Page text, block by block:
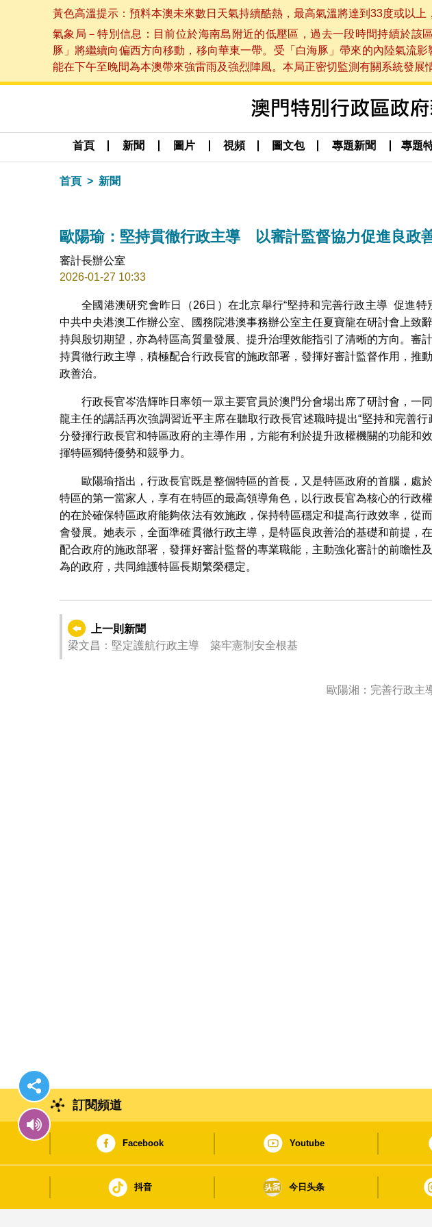
黃色高溫提示：預料本澳未來數日天氣持續酷熱，最高氣溫將達到33度或以
氣象局－特別信息：目前位於海南島附近的低壓區，過去一段時間持續於
豚」將繼續向偏西方向移動，移向華東一帶。受「白海豚」帶來的內陸氣流
能在下午至晚間為本澳帶來強雷雨及強烈陣風。本局正密切監測有關系統發
首頁 新聞 圖片 視頻 圖文包 專題新聞 專題
首頁 新聞
歐陽瑜：堅持貫徹行政主導 以審計監督協力促進良政
審計長辦公室
2026-01-27 10:33
全國港澳研究會昨日（26日）在北京舉行“堅持和完善行政主導 促進特
中共中央港澳工作辦公室、國務院港澳事務辦公室主任夏寶龍在研討會上致
持與殷切期望，亦為特區高質量發展、提升治理效能指引了清晰的方向。審
持貫徹行政主導，積極配合行政長官的施政部署，發揮好審計監督作用，推
政善治。
行政長官岑浩輝昨日率領一眾主要官員於澳門分會場出席了研討會，一
龍主任的講話再次強調習近平主席在聽取行政長官述職時提出“堅持和完善
分發揮行政長官和特區政府的主導作用，方能有利於提升政權機關的功能和
揮特區獨特優勢和競爭力。
歐陽瑜指出，行政長官既是整個特區的首長，又是特區政府的首腦，處
特區的第一當家人，享有在特區的最高領導角色，以行政長官為核心的行政
的在於確保特區政府能夠依法有效施政，保持特區穩定和提高行政效率，從
會發展。她表示，全面準確貫徹行政主導，是特區良政善治的基礎和前提，
配合政府的施政部署，發揮好審計監督的專業職能，主動強化審計的前瞻性
為的政府，共同維護特區長期繁榮穩定。
上一則新聞
梁文昌：堅定護航行政主導 築牢憲制安全根基
歐陽湘：完善行政
訂閱頻道
Facebook Youtube
抖音 今日头条